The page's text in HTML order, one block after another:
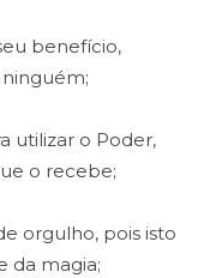
benefício,
utilizar o Poder,
o recebe;
orgulho, pois isto
da magia;